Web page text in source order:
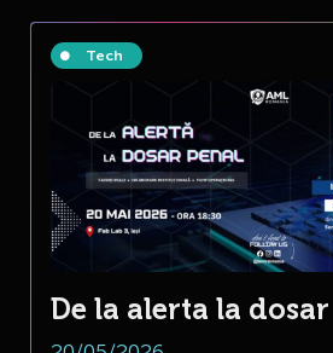
Tech
De la alerta la